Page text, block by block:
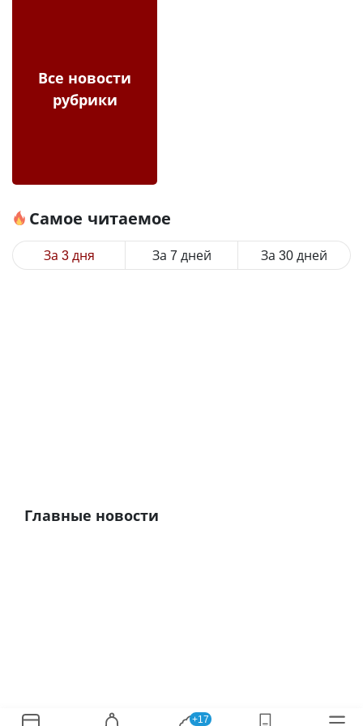
Все новости
рубрики
Самое читаемое
За 3 дня За 7 дней За 30 дней
Главные новости
+17